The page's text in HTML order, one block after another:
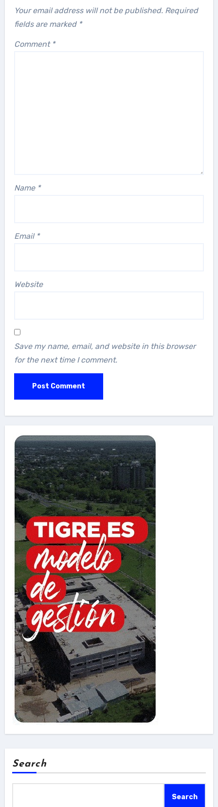
Your email address will not be published. Required
fields are marked *
Comment *
Name *
Email *
Website
Save my name, email, and website in this browser
for the next time I comment.
Search
Search